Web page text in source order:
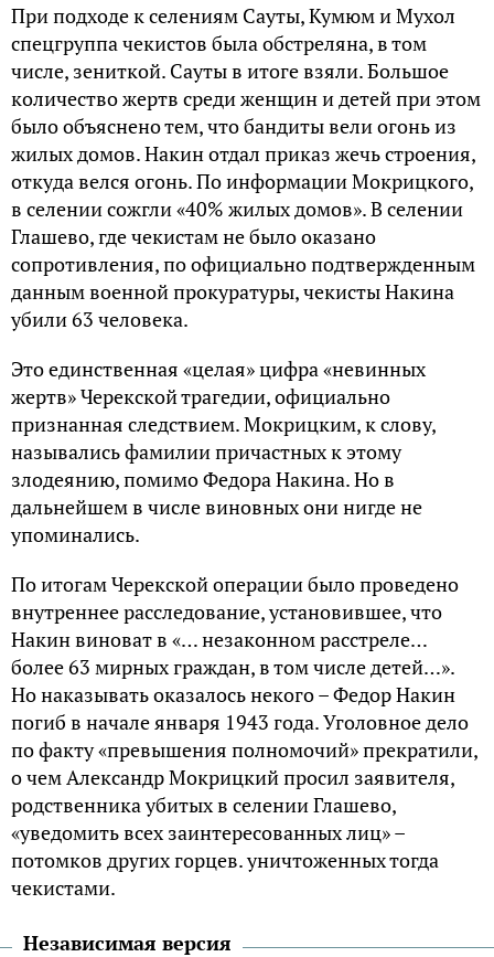
При подходе к селениям Сауты, Кумюм и Мухол
спецгруппа чекистов была обстреляна, в том
числе, зениткой. Сауты в итоге взяли. Большое
количество жертв среди женщин и детей при этом
было объяснено тем, что бандиты вели огонь из
жилых домов. Накин отдал приказ жечь строения,
откуда велся огонь. По информации Мокрицкого,
в селении сожгли «40% жилых домов». В селении
Глашево, где чекистам не было оказано
сопротивления, по официально подтвержденным
данным военной прокуратуры, чекисты Накина
убили 63 человека.
Это единственная «целая» цифра «невинных
жертв» Черекской трагедии, официально
признанная следствием. Мокрицким, к слову,
назывались фамилии причастных к этому
злодеянию, помимо Федора Накина. Но в
дальнейшем в числе виновных они нигде не
упоминались.
По итогам Черекской операции было проведено
внутреннее расследование, установившее, что
Накин виноват в «… незаконном расстреле…
более 63 мирных граждан, в том числе детей…».
Но наказывать оказалось некого – Федор Накин
погиб в начале января 1943 года. Уголовное дело
по факту «превышения полномочий» прекратили,
о чем Александр Мокрицкий просил заявителя,
родственника убитых в селении Глашево,
«уведомить всех заинтересованных лиц» –
потомков других горцев. уничтоженных тогда
чекистами.
Независимая версия